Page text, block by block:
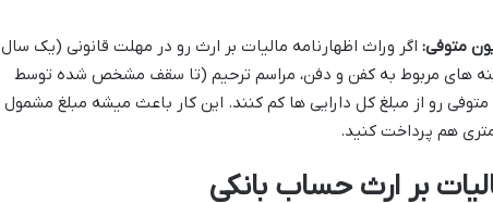
متوفی: اگر وراث اظهارنامه مالیات بر ارث رو در مهلت قانونی (یک سال
های مربوط به کفن و دفن، مراسم ترحیم (تا سقف مشخص شده توسط
رو از مبلغ کل دارایی ها کم کنند. این کار باعث میشه مبلغ مشمول
هم پرداخت کنید.
بر ارث حساب بانکی